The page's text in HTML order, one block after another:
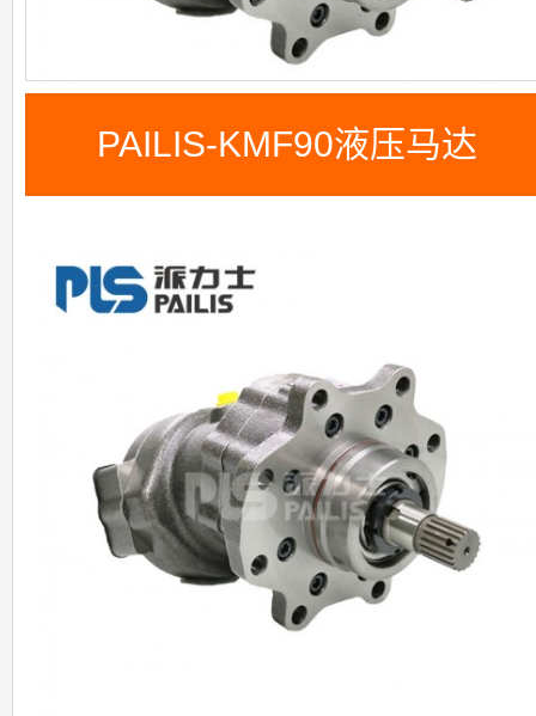
PAILIS-KMF90液压马达